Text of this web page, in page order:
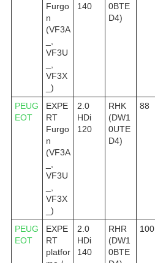
Furgo
n
(VF3A
VF3U
VF3X
_)
140
0BTE
D4)
PEUG
EOT
EXPE
RT
Furgo
n
(VF3A
VF3U
VF3X
_)
2.0
HDi
120
RHK
(DW1
0UTE
D4)
88
PEUG
EOT
EXPE
RT
platfor
2.0
HDi
140
RHR
(DW1
0BTE
100